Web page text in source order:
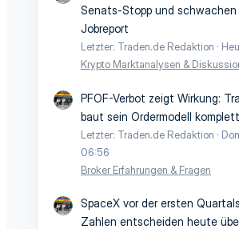
Senats-Stopp und schwachen
Jobreport
Letzter: Traden.de Redaktion
Krypto Marktanalysen &
PFOF-Verbot zeigt Wirkung:
baut sein Ordermodell
Letzter: Traden.de Redaktion
06:56
Broker Erfahrungen & Fragen
SpaceX vor der ersten
Zahlen entscheiden heute